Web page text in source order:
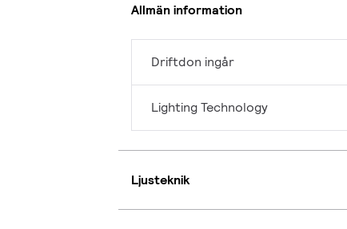
Allmän information
Driftdon ingår
Lighting Technology
Ljusteknik